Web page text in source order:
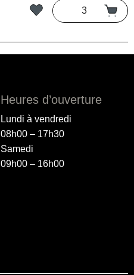
Heures d’ouverture
Lundi à vendredi
08h00 – 17h30
Samedi
09h00 – 16h00